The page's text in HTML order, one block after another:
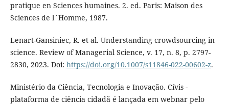
pratique en Sciences humaines. 2. ed. Paris: Maison des
Sciences de l´Homme, 1987.
Lenart-Gansiniec, R. et al. Understanding crowdsourcing in
science. Review of Managerial Science, v. 17, n. 8, p. 2797-
2830, 2023. Doi: https://doi.org/10.1007/s11846-022-00602-z.
Ministério da Ciência, Tecnologia e Inovação. Cívis -
plataforma de ciência cidadã é lançada em webnar pelo